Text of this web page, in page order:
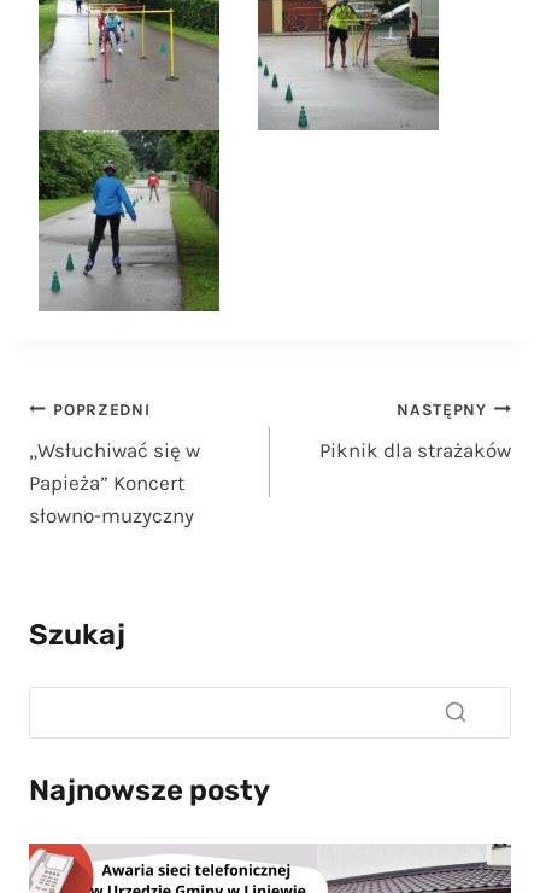
Nawigacja
wpisu
POPRZEDNI
„Wsłuchiwać się w
Papieża” Koncert
słowno-muzyczny
NASTĘPNY
Piknik dla strażaków
Szukaj
Najnowsze posty